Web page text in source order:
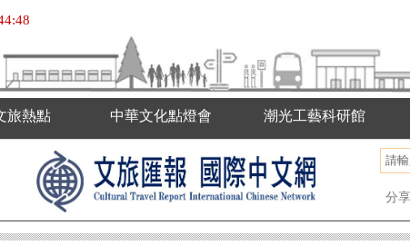
旅熱點 中華文化點燈會 潮光工藝科研館
分享